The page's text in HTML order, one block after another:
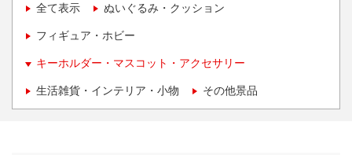
全て表示 ぬいぐるみ・クッション
フィギュア・ホビー
キーホルダー・マスコット・アクセサリー
生活雑貨・インテリア・小物 その他景品